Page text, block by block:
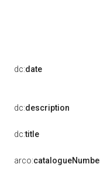
dc:date
dc:description
dc:title
arco: